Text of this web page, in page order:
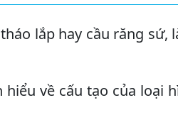
lắp hay cầu răng sứ,
về cấu tạo của loại